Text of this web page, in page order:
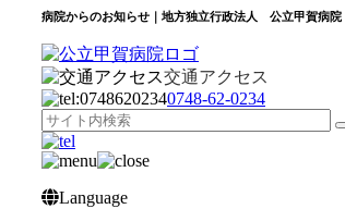
病院からのお知らせ｜地方独立行政法人 公立甲賀病院
交通アクセス
0748‐62‐0234
Language